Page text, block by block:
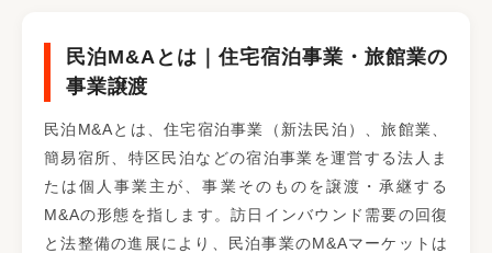
民泊M&Aとは｜住宅宿泊事業・旅館業の
事業譲渡
民泊M&Aとは、住宅宿泊事業（新法民泊）、旅館業、
簡易宿所、特区民泊などの宿泊事業を運営する法人ま
たは個人事業主が、事業そのものを譲渡・承継する
M&Aの形態を指します。訪日インバウンド需要の回復
と法整備の進展により、民泊事業のM&Aマーケットは